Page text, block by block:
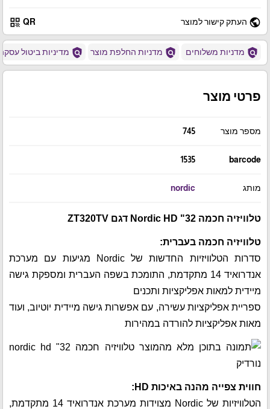
public העתק קישור למוצר QR
qr_code
policy מדניות משלוחים policy מדניות החלפת מוצר policy מדיניות ביטול
פרטי מוצר
מספר מוצר 745
barcode
1535
מותג nordic
טלוויזיה חכמה 32" HD ‏Nordic דגם ZT320TV
טלוויזיה חכמה בעברית:
סדרות הטלוויזיות החדשות של Nordic מגיעות עם מערכת
אנדרואיד 14 מתקדמת, התומכת בשפה העברית ומספקת גישה
מיידית למאות אפליקציות ותכנים
ספריית אפליקציות עשירה, עם אפשרות גישה מיידית יוטיוב, ועוד
מאות אפליקציות להורדה במהירות
חווית צפייה מהנה באיכות HD:
הטלוויזיות של Nordic מצוידות מערכת אנדרואיד 14 מתקדמת,